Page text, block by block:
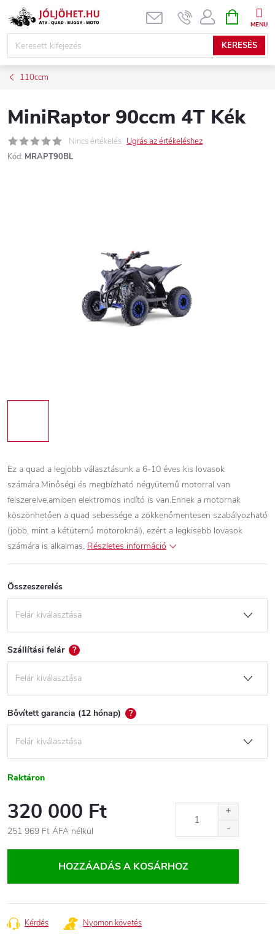
Ugrás
KERESÉS
KOSÁR
110ccm
MiniRaptor 90ccm 4T Kék
Nincs értékelés Ugrás az értékeléshez
Kód: MRAPT90BL
Ez a quad a legjobb választásunk a 6-10 éves kis lovasok
számára.Minőségi és megbízható négyütemű motorral van
felszerelve,amiben elektromos indító is van.Ennek a motornak
köszönhetően a quad sebessége a zökkenőmentesen szabályozható
(jobb, mint a kétütemű motoroknál), ezért a legkisebb lovasok
számára is alkalmas. Részletes információ
Összeszerelés
Szállítási felár ?
Bővített garancia (12 hónap) ?
Raktáron
320 000 Ft
251 969 Ft ÁFA nélkül
HOZZÁADÁS A KOSÁRHOZ
Kérdés Nyomon követés